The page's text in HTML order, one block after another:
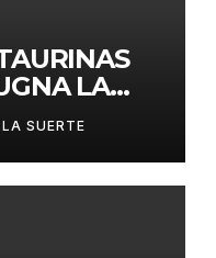
LA
SUERTE